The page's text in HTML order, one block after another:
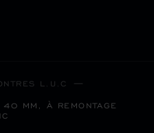
L.U.C
MM, À REMONTAGE